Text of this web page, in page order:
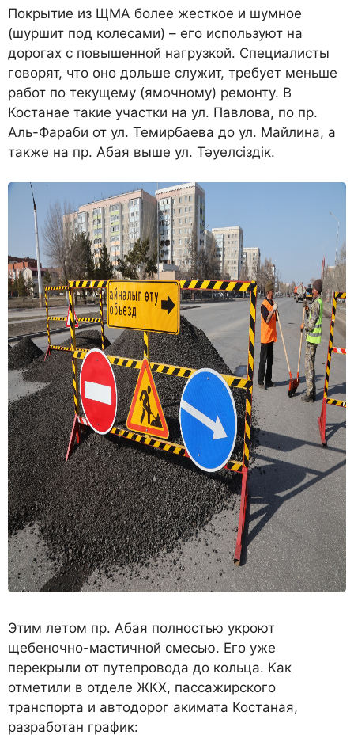
Покрытие из ЩМА более жесткое и шумное
(шуршит под колесами) – его используют на
дорогах с повышенной нагрузкой. Специалисты
говорят, что оно дольше служит, требует меньше
работ по текущему (ямочному) ремонту. В
Костанае такие участки на ул. Павлова, по пр.
Аль-Фараби от ул. Темирбаева до ул. Майлина, а
также на пр. Абая выше ул. Тәуелсіздік.
Этим летом пр. Абая полностью укроют
щебеночно-мастичной смесью. Его уже
перекрыли от путепровода до кольца. Как
отметили в отделе ЖКХ, пассажирского
транспорта и автодорог акимата Костаная,
разработан график: